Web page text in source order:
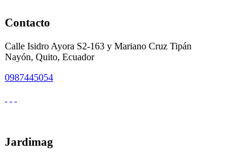
Contacto
Calle Isidro Ayora S2-163 y Mariano Cruz Tipán
Nayón, Quito, Ecuador
0987445054
Jardimag